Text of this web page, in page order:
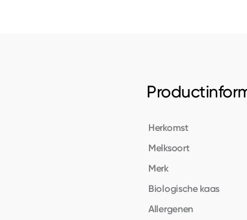
Herkomst
Melksoort
Merk
Biologische kaas
Allergenen